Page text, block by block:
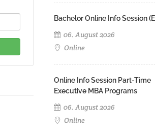
Bachelor Online Info Session
06. August 2026
Online
Online Info Session Part-Time
Executive MBA Programs
06. August 2026
Online